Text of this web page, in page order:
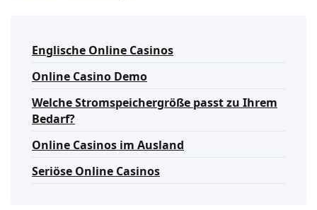
Englische Online Casinos
Online Casino Demo
Welche Stromspeichergröße passt zu Ihrem
Bedarf?
Online Casinos im Ausland
Seriöse Online Casinos